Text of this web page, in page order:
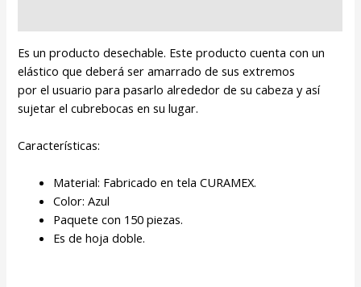
Es un producto desechable. Este producto cuenta con un
elástico que deberá ser amarrado de sus extremos
por el usuario para pasarlo alrededor de su cabeza y así
sujetar el cubrebocas en su lugar.
Características:
Material: Fabricado en tela CURAMEX.
Color: Azul
Paquete con 150 piezas.
Es de hoja doble.